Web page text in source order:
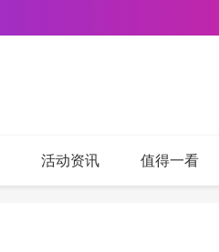
活动资讯 值得一看